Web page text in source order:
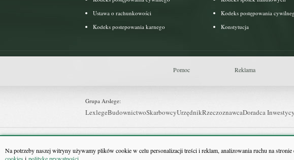
Na potrzeby naszej witryny używamy plików cookie w celu personalizacji treści i reklam, analizowania ruchu na
Ustawa o rachunkowości
Kodeks postepowania karnego
Kodeks postępowania
Konstytucja
Pomoc Reklama
Grupa Arslege:
LexlegeBudownictwoSkarbowcyUrzędnikRzeczoznawcaDoradca
Grupa Bonnier:
Puls BiznesuBankierPuls MedycynyMonitor FirmPuls FarmacjiPit.pl